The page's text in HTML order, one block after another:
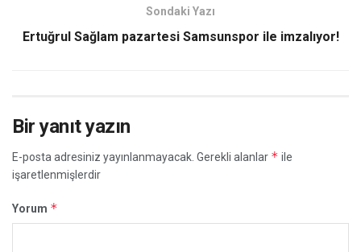
Sondaki Yazı
Ertuğrul Sağlam pazartesi Samsunspor ile imzalıyor!
Bir yanıt yazın
E-posta adresiniz yayınlanmayacak. Gerekli alanlar * ile
işaretlenmişlerdir
Yorum *